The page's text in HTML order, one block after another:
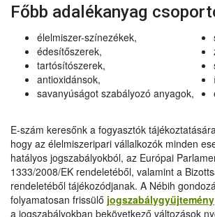
Főbb adalékanyag
élelmiszer-színezékek,
édesítőszerek,
tartósítószerek,
antioxidánsok,
savanyúságot szabályozó anyagok,
E-szám keresőnk a fogyasztók
hogy az élelmiszeripari vállalkozók minden
hatályos jogszabályokból, az Európai
1333/2008/EK rendeletéből, valamint a
rendeletéből tájékozódjanak. A Nébih
folyamatosan frissülő jogszabálygyűjtemény
a jogszabályokban bekövetkező változások